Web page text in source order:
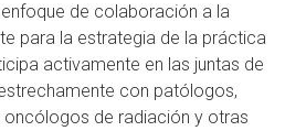
de colaboración a la
para la estrategia de la práctica
activamente en las juntas de
con patólogos,
oncólogos de radiación y otras